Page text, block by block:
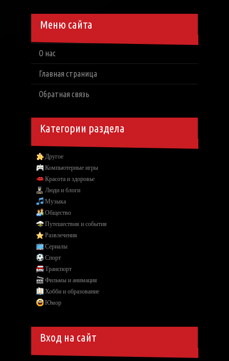
Меню сайта
О нас
Главная страница
Обратная связь
Категории раздела
Другое
Компьютерные игры
Красота и здоровье
Люди и блоги
Музыка
Общество
Путешествия и события
Развлечения
Сериалы
Спорт
Транспорт
Фильмы и анимация
Хобби и образование
Юмор
Вход на сайт